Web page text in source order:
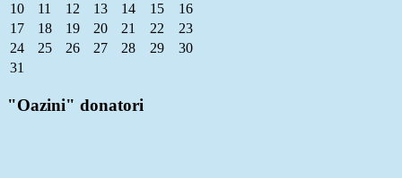
10
11 12 13 14 15
16
17
18 19 20 21 22
23
24
25 26 27 28 29
30
31
"Oazini" donatori